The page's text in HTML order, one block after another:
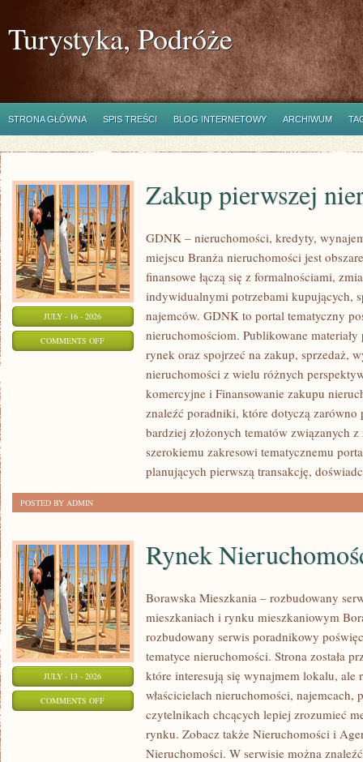
Turystyka, Podróże
STRONA GŁÓWNA SPIS TREŚCI BLOG INTERNETOWY ARCHIWUM
JULY - 16 - 2026
COMMENTS OFFON
PIERWSZEJ
NIERUCHOMOŚCI
Zakup pierwszej
GDNK – nieruchomości, kredyty,
miejscu Branża nieruchomości jest
finansowe łączą się z formalnościami,
indywidualnymi potrzebami kupujących,
najemców. GDNK to portal tematyczny
nieruchomościom. Publikowane
rynek oraz spojrzeć na zakup, sprzedaż,
nieruchomości z wielu różnych
komercyjne i Finansowanie zakupu
znaleźć poradniki, które dotyczą
bardziej złożonych tematów związanych
szerokiemu zakresowi tematycznemu
planujących pierwszą transakcję,
POSTED BY ADMIN
JULY - 13 - 2026
COMMENTS OFFON
NIERUCHOMOŚCI
Rynek
Borawska Mieszkania – rozbudowany
mieszkaniach i rynku mieszkaniowym
rozbudowany serwis poradnikowy
tematyce nieruchomości. Strona została
które interesują się wynajmem lokalu, ale
właścicielach nieruchomości, najemcach,
czytelnikach chcących lepiej zrozumieć
rynku. Zobacz także Nieruchomości i
Nieruchomości. W serwisie można